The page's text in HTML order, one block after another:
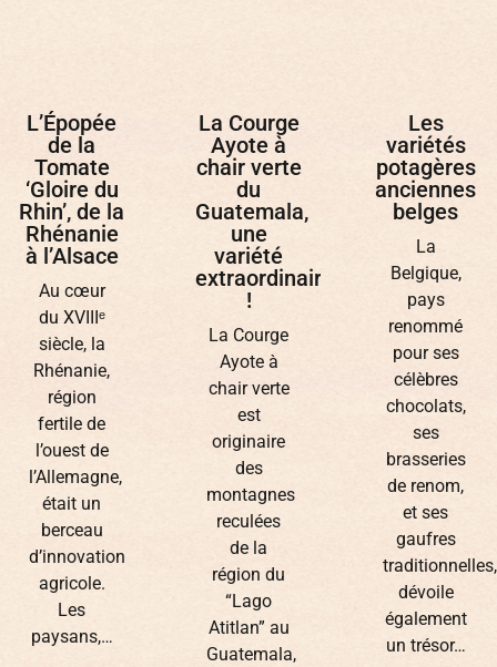
L’Épopée
de la
Tomate
‘Gloire du
Rhin’, de la
Rhénanie
à l’Alsace
Au cœur
du XVIIIᵉ
siècle, la
Rhénanie,
région
fertile de
l’ouest de
l’Allemagne,
était un
berceau
d’innovation
agricole.
Les
paysans,…
La Courge
Ayote à
chair verte
du
Guatemala,
une
variété
extraordinaire
!
La Courge
Ayote à
chair verte
est
originaire
des
montagnes
reculées
de la
région du
“Lago
Atitlan” au
Guatemala,
Les
variétés
potagères
anciennes
belges
La
Belgique,
pays
renommé
pour ses
célèbres
chocolats,
ses
brasseries
de renom,
et ses
gaufres
traditionnelles,
dévoile
également
un trésor…